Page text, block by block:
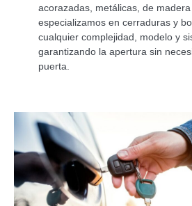
acorazadas, metálicas, de
especializamos en cerraduras y
cualquier complejidad, modelo y
garantizando la apertura sin
puerta.